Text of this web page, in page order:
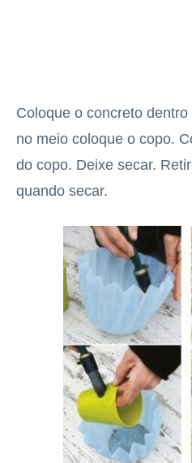
Coloque o concreto
no meio coloque o copo.
do copo. Deixe secar.
quando secar.